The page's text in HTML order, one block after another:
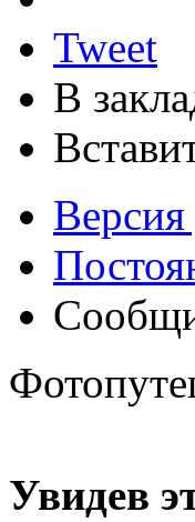
Tweet
В
Версия
Увидев